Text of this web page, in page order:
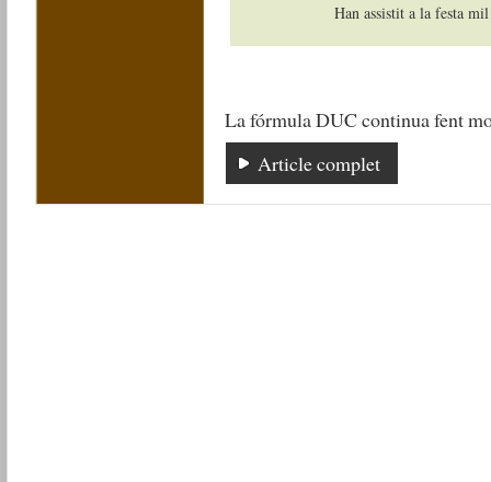
Han assistit a la festa
La fórmula DUC continua fent
Article complet